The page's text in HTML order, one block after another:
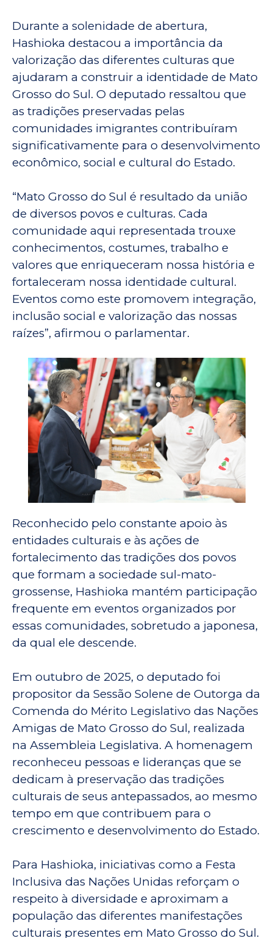
Durante a solenidade de abertura,
Hashioka destacou a importância da
valorização das diferentes culturas que
ajudaram a construir a identidade de Mato
Grosso do Sul. O deputado ressaltou que
as tradições preservadas pelas
comunidades imigrantes contribuíram
significativamente para o desenvolvimento
econômico, social e cultural do Estado.
“Mato Grosso do Sul é resultado da união
de diversos povos e culturas. Cada
comunidade aqui representada trouxe
conhecimentos, costumes, trabalho e
valores que enriqueceram nossa história e
fortaleceram nossa identidade cultural.
Eventos como este promovem integração,
inclusão social e valorização das nossas
raízes”, afirmou o parlamentar.
Reconhecido pelo constante apoio às
entidades culturais e às ações de
fortalecimento das tradições dos povos
que formam a sociedade sul-mato-
grossense, Hashioka mantém participação
frequente em eventos organizados por
essas comunidades, sobretudo a japonesa,
da qual ele descende.
Em outubro de 2025, o deputado foi
propositor da Sessão Solene de Outorga da
Comenda do Mérito Legislativo das Nações
Amigas de Mato Grosso do Sul, realizada
na Assembleia Legislativa. A homenagem
reconheceu pessoas e lideranças que se
dedicam à preservação das tradições
culturais de seus antepassados, ao mesmo
tempo em que contribuem para o
crescimento e desenvolvimento do Estado.
Para Hashioka, iniciativas como a Festa
Inclusiva das Nações Unidas reforçam o
respeito à diversidade e aproximam a
população das diferentes manifestações
culturais presentes em Mato Grosso do Sul.